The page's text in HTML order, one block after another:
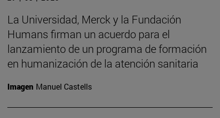
La Universidad, Merck y la Fundación
Humans firman un acuerdo para el
lanzamiento de un programa de formación
en humanización de la atención sanitaria
Imagen Manuel Castells